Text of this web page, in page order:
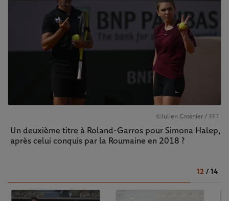
©Julien Crosnier / FFT
Un deuxième titre à Roland-Garros pour Simona Halep,
après celui conquis par la Roumaine en 2018 ?
12 / 14